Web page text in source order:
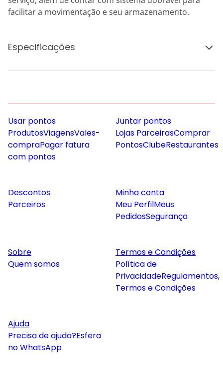
facilitar a movimentação e seu armazenamento.
Especificações
Usar pontos
ProdutosViagensVales-
compraPagar fatura
com pontos
Juntar pontos
Lojas ParceirasComprar
PontosClubeRestaurantes
Descontos
Parceiros
Minha conta
Meu PerfilMeus
PedidosSegurança
Sobre
Quem somos
Termos e Condições
Política de
PrivacidadeRegulamentos,
Termos e Condições
Ajuda
Precisa de ajuda?Esfera
no WhatsApp